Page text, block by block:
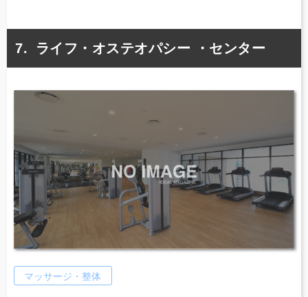
ライフ・オステオパシー ・センター
マッサージ・整体